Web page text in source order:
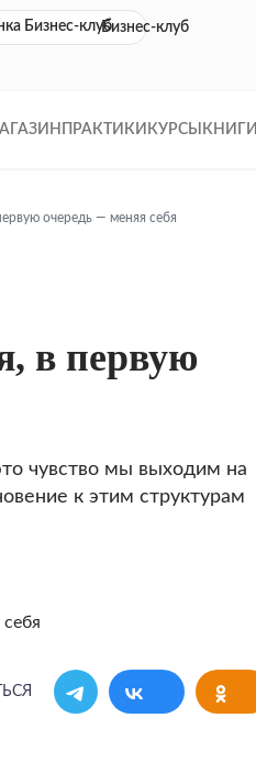
Бизнес-клуб
ПРАКТИКИ КУРСЫ КНИГИ
очередь — меняя себя
в первую
чувство мы выходим на
к этим структурам